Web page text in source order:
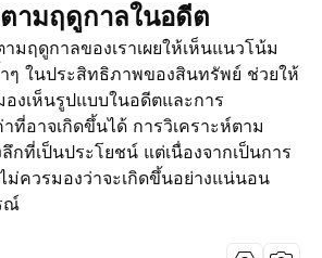
ามฤดูกาลในอดีต
ามฤดูกาลของเราเผยให้เห็นแนวโน้ม
ๆ ในประสิทธิภาพของสินทรัพย์ ช่วยให้
องเห็นรูปแบบในอดีตและการ
ที่อาจเกิดขึ้นได้ การวิเคราะห์ตาม
กที่เป็นประโยชน์ แต่เนื่องจากเป็นการ
ม่ควรมองว่าจะเกิดขึ้นอย่างแน่นอน
ณ์